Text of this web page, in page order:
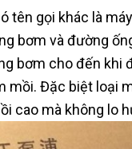
tên gọi khác là
bơm và đường
bơm cho đến khi
mồi. Đặc biệt loại
cao mà không lo